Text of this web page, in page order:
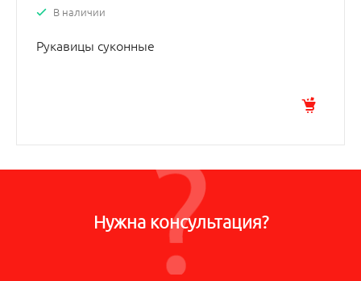
В наличии
Рукавицы суконные
Нужна консультация?